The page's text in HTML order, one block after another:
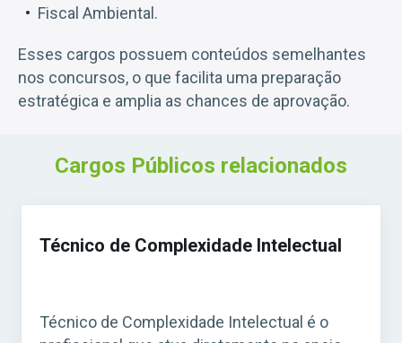
Fiscal Ambiental.
Esses cargos possuem conteúdos semelhantes
nos concursos, o que facilita uma preparação
estratégica e amplia as chances de aprovação.
Cargos Públicos relacionados
Técnico de Complexidade Intelectual
Técnico de Complexidade Intelectual é o